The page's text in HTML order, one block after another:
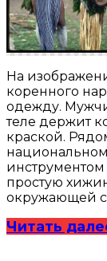
На
коренного
одежду.
теле держит
краской.
простую
окружающей
Читать